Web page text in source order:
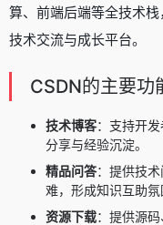
算、前端后端等全技术
技术交流与成长平台。
CSDN的主要功
技术博客：支持开
分享与经验沉淀。
精品问答：提供技
难，形成知识互助氛
资源下载：提供源